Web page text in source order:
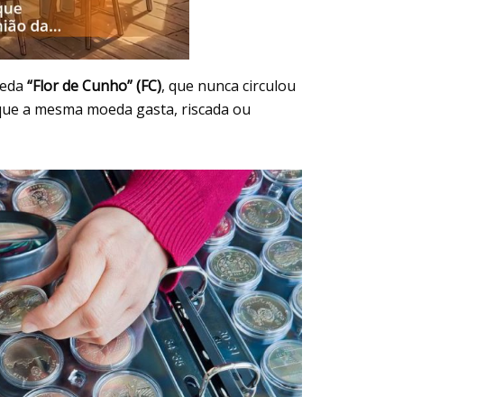
“Flor de Cunho” (FC), que nunca circulou
a mesma moeda gasta, riscada ou